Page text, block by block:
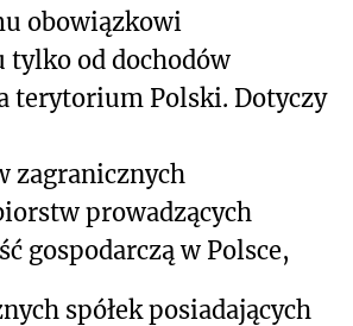
obowiązkowi
tylko od dochodów
terytorium Polski. Dotyczy
zagranicznych
prowadzących
gospodarczą w Polsce,
spółek posiadających